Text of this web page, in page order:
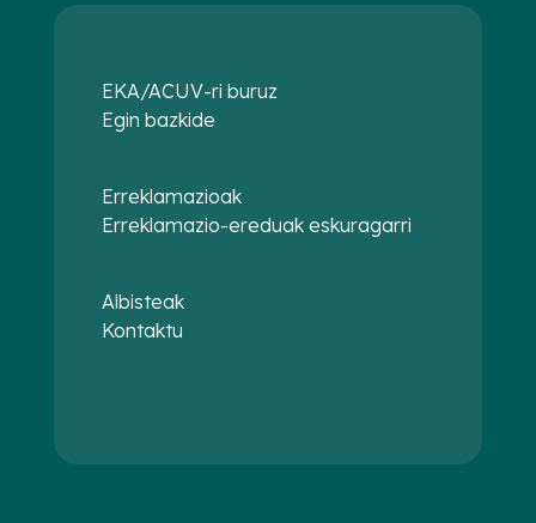
EKA/ACUV-ri buruz
Egin bazkide
Erreklamazioak
Erreklamazio-ereduak eskuragarri
Albisteak
Kontaktu